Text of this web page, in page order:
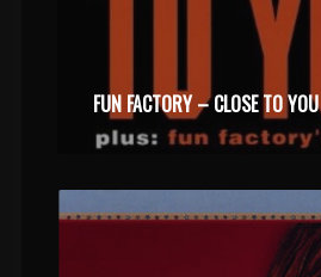
FUN FACTORY – CLOSE TO